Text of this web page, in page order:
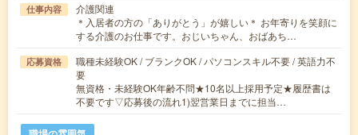
仕事内容
介護関連
＊入居者の方の「ありがとう」が嬉しい＊ お年寄りを笑顔に
する介護のお仕事です。おじいちゃん、おばあち…
応募資格
職種未経験OK / ブランクOK / パソコンスキル不要 / 英語力不
要
無資格・未経験OK年齢不問★10名以上採用予定★履歴書は
不要です▽応募後の流れ1)翌営業日までに担当…